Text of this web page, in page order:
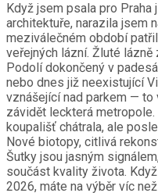
Když jsem psala pro
architektuře, narazila jsem
meziválečném období
veřejných lázní. Žluté
Podolí dokončený v
nebo dnes již neexistující
vznášející nad parkem —
závidět leckterá
koupališť chátrala, ale
Nové biotopy, citlivá
Šutky jsou jasným
součást kvality života.
2026, máte na výběr víc